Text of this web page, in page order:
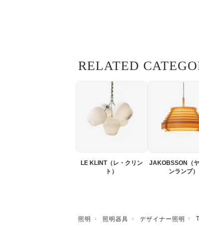
RELATED
LE KLINT（レ・クリン
ト）
JAKOBSSON（
ンランプ）
照明 照明器具 デザイナー照明